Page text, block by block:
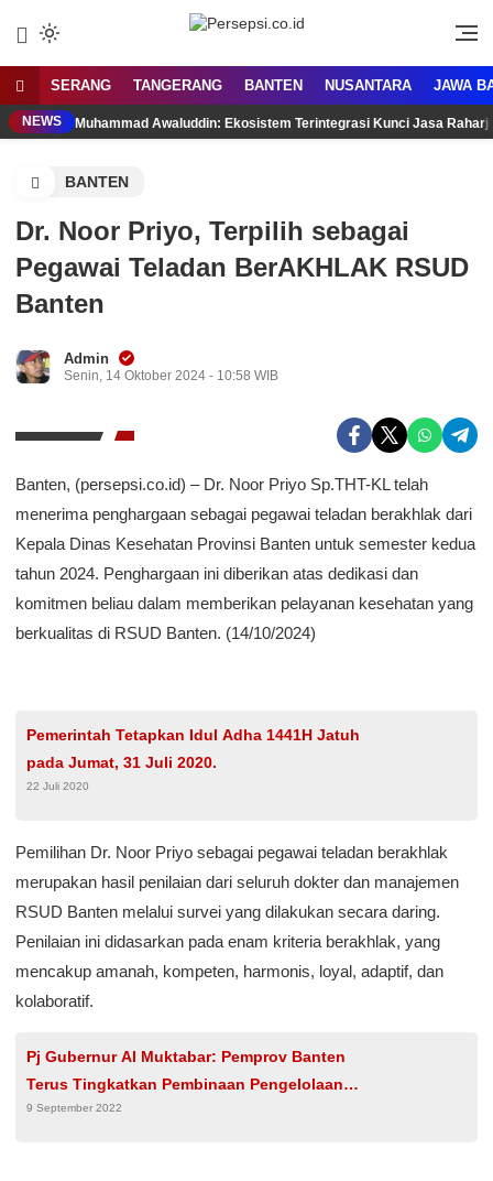
konten
SERANG TANGERANG BANTEN NUSANTARA JAWA
NEWS Muhammad Awaluddin: Ekosistem Terintegrasi Kunci Jasa
BANTEN
Dr. Noor Priyo, Terpilih sebagai
Pegawai Teladan BerAKHLAK RSUD
Banten
Admin
Senin, 14 Oktober 2024 - 10:58 WIB
Banten, (persepsi.co.id) – Dr. Noor Priyo Sp.THT-KL telah
menerima penghargaan sebagai pegawai teladan berakhlak dari
Kepala Dinas Kesehatan Provinsi Banten untuk semester kedua
tahun 2024. Penghargaan ini diberikan atas dedikasi dan
komitmen beliau dalam memberikan pelayanan kesehatan yang
berkualitas di RSUD Banten. (14/10/2024)
Pemerintah Tetapkan Idul Adha 1441H Jatuh
pada Jumat, 31 Juli 2020.
22 Juli 2020
Pemilihan Dr. Noor Priyo sebagai pegawai teladan berakhlak
merupakan hasil penilaian dari seluruh dokter dan manajemen
RSUD Banten melalui survei yang dilakukan secara daring.
Penilaian ini didasarkan pada enam kriteria berakhlak, yang
mencakup amanah, kompeten, harmonis, loyal, adaptif, dan
kolaboratif.
Pj Gubernur Al Muktabar: Pemprov Banten
Terus Tingkatkan Pembinaan Pengelolaan
BUMD
9 September 2022